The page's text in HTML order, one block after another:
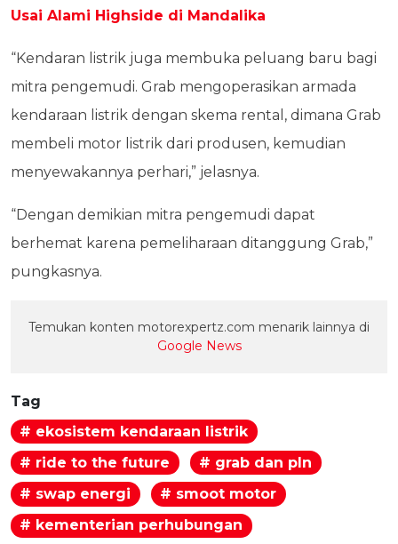
Usai Alami Highside di Mandalika
“Kendaran listrik juga membuka peluang baru bagi
mitra pengemudi. Grab mengoperasikan armada
kendaraan listrik dengan skema rental, dimana Grab
membeli motor listrik dari produsen, kemudian
menyewakannya perhari,” jelasnya.
“Dengan demikian mitra pengemudi dapat
berhemat karena pemeliharaan ditanggung Grab,”
pungkasnya.
Temukan konten motorexpertz.com menarik lainnya di
Google News
Tag
# ekosistem kendaraan listrik
# ride to the future
# grab dan pln
# swap energi
# smoot motor
# kementerian perhubungan